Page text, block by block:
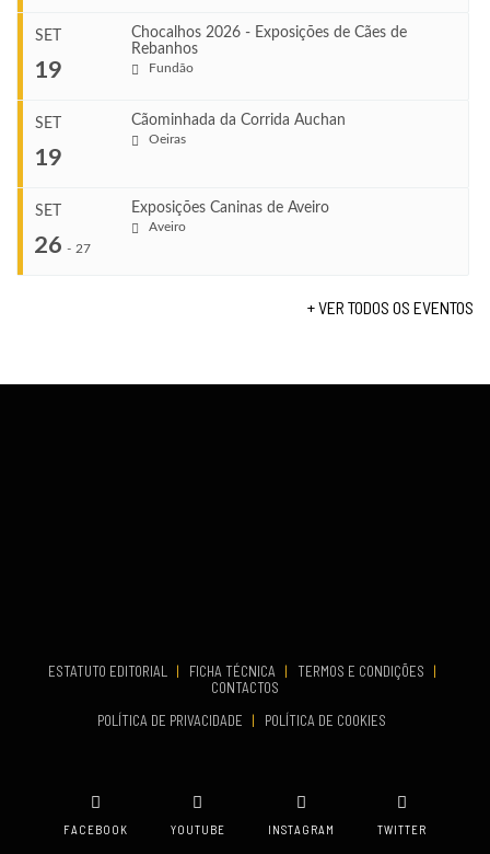
Ago 22, 2026
Ago 23, 2026
VENUE
Set 11, 2026
Set 12, 2026
VENUE
SET
19
Chocalhos 2026 - Exposições de Cães de
Rebanhos
Fundão
Set 19, 2026
SET
19
Cãominhada da Corrida Auchan
Oeiras
SET
26 - 27
Exposições Caninas de Aveiro
Aveiro
+ VER TODOS OS EVENTOS
ESTATUTO EDITORIAL | FICHA TÉCNICA | TERMOS E CONDIÇÕES
|
CONTACTOS
POLÍTICA DE PRIVACIDADE
| POLÍTICA DE COOKIES
FACEBOOK YOUTUBE INSTAGRAM TWITTER